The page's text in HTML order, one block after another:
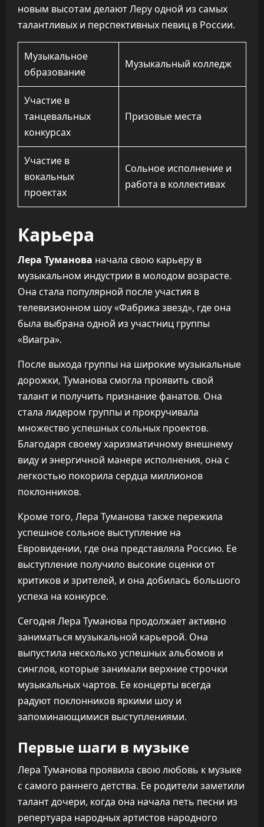
новым высотам делают Леру одной из самых
талантливых и перспективных певиц в России.
Музыкальное
образование
Музыкальный колледж
Участие в
танцевальных
конкурсах
Призовые места
Участие в
вокальных
проектах
Сольное исполнение и
работа в коллективах
Карьера
Лера Туманова начала свою карьеру в
музыкальном индустрии в молодом возрасте.
Она стала популярной после участия в
телевизионном шоу «Фабрика звезд», где она
была выбрана одной из участниц группы
«Виагра».
После выхода группы на широкие музыкальные
дорожки, Туманова смогла проявить свой
талант и получить признание фанатов. Она
стала лидером группы и прокручивала
множество успешных сольных проектов.
Благодаря своему харизматичному внешнему
виду и энергичной манере исполнения, она с
легкостью покорила сердца миллионов
поклонников.
Кроме того, Лера Туманова также пережила
успешное сольное выступление на
Евровидении, где она представляла Россию. Ее
выступление получило высокие оценки от
критиков и зрителей, и она добилась большого
успеха на конкурсе.
Сегодня Лера Туманова продолжает активно
заниматься музыкальной карьерой. Она
выпустила несколько успешных альбомов и
синглов, которые занимали верхние строчки
музыкальных чартов. Ее концерты всегда
радуют поклонников яркими шоу и
запоминающимися выступлениями.
Первые шаги в музыке
Лера Туманова проявила свою любовь к музыке
с самого раннего детства. Ее родители заметили
талант дочери, когда она начала петь песни из
репертуара народных артистов народного